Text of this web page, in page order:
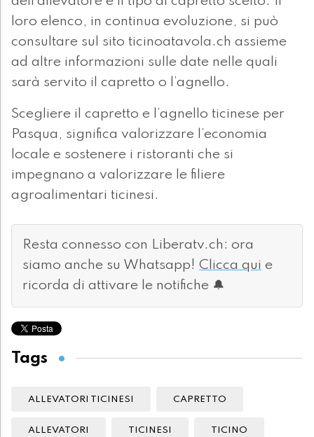
loro elenco, in continua evoluzione, si può
consultare sul sito ticinoatavola.ch assieme
ad altre informazioni sulle date nelle quali
sarà servito il capretto o l’agnello.
Scegliere il capretto e l’agnello ticinese per
Pasqua, significa valorizzare l’economia
locale e sostenere i ristoranti che si
impegnano a valorizzare le filiere
agroalimentari ticinesi.
Resta connesso con Liberatv.ch: ora
siamo anche su Whatsapp! Clicca qui e
ricorda di attivare le notifiche 🔔
Tags
ALLEVATORI TICINESI CAPRETTO
ALLEVATORI TICINESI TICINO